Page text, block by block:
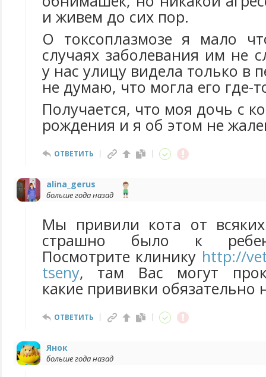
и живем до сих пор.
О токсоплазмозе я мало
случаях заболевания им не
у нас улицу видела только в
не думаю, что могла его где-
Получается, что моя дочь с
рождения и я об этом не
ОТВЕТИТЬ
alina_gerus
больше года назад
Мы привили кота от
страшно было к
Посмотрите клинику http://
tseny, там Вас могут
какие прививки обязательно
ОТВЕТИТЬ
Янок
больше года назад